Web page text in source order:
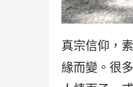
真宗信仰，
緣而變。很